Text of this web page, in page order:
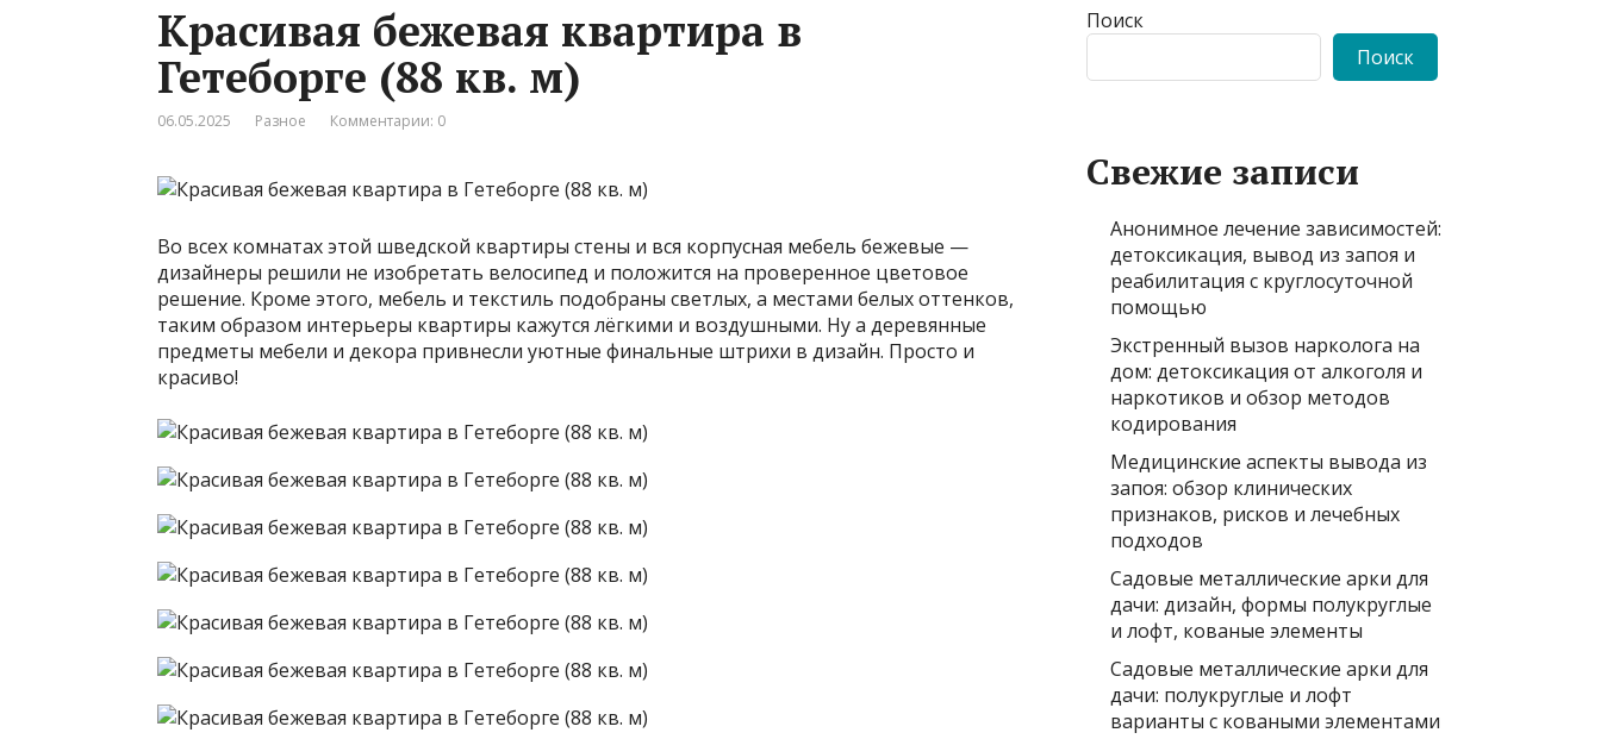
Красивая бежевая квартира в
Гетеборге (88 кв. м)
06.05.2025 Разное Комментарии: 0
Во всех комнатах этой шведской квартиры стены и вся корпусная мебель бежевые —
дизайнеры решили не изобретать велосипед и положится на проверенное цветовое
решение. Кроме этого, мебель и текстиль подобраны светлых, а местами белых оттенков,
таким образом интерьеры квартиры кажутся лёгкими и воздушными. Ну а деревянные
предметы мебели и декора привнесли уютные финальные штрихи в дизайн. Просто и
красиво!
Поиск
Поиск
Свежие записи
Анонимное лечение зависимостей:
детоксикация, вывод из запоя и
реабилитация с круглосуточной
помощью
Экстренный вызов нарколога на
дом: детоксикация от алкоголя и
наркотиков и обзор методов
кодирования
Медицинские аспекты вывода из
запоя: обзор клинических
признаков, рисков и лечебных
подходов
Садовые металлические арки для
дачи: дизайн, формы полукруглые
и лофт, кованые элементы
Садовые металлические арки для
дачи: полукруглые и лофт
варианты с коваными элементами